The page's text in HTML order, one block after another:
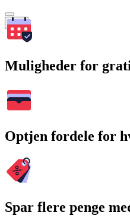
Søg
Muligheder for
Optjen fordele for
Spar flere penge